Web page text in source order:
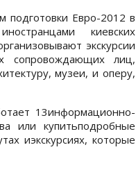
подготовки Евро-2012 в
киевских
экскурсии
сопровождающих лиц,
музеи, и оперу,
13информационно-
или купитьподробные
иэкскурсиях, которые